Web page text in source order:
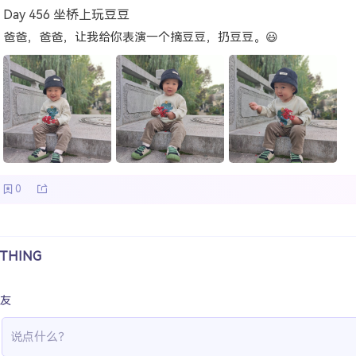
Day 456 坐桥上玩豆豆
爸爸，爸爸，让我给你表演一个摘豆豆，扔豆豆。😃
0